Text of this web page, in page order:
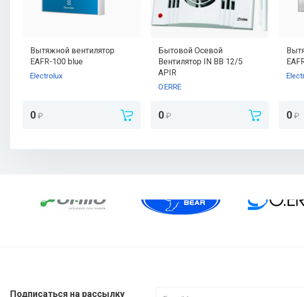
Вытяжной вентилятор
EAFR-100 blue
Electrolux
0 ₽
Бытовой Осевой
Вентилятор IN BB 12/5
APIR
O.ERRE
0 ₽ 0 ₽
Подписаться на рассылку